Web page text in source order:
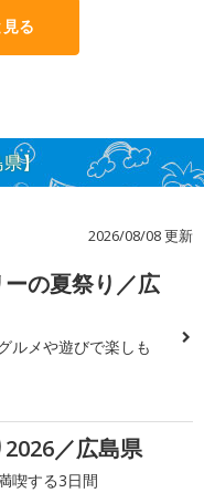
る
】
2026/08/08 更新
の夏祭り／広
ルメや遊びで楽しも
／広島県
喫する3日間